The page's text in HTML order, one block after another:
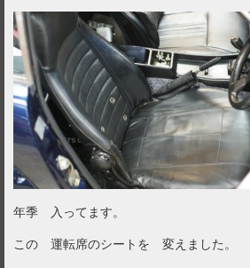
年季 入ってます。
この 運転席のシートを 変えました。